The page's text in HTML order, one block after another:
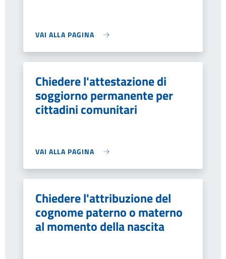
VAI ALLA PAGINA
Chiedere l'attestazione di
soggiorno permanente per
cittadini comunitari
VAI ALLA PAGINA
Chiedere l'attribuzione del
cognome paterno o materno
al momento della nascita